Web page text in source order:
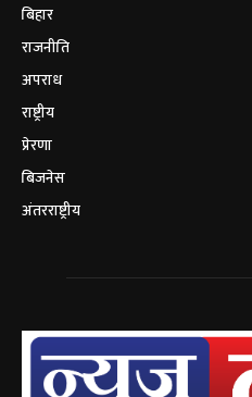
बिहार
राजनीति
अपराध
राष्ट्रीय
प्रेरणा
बिजनेस
अंतरराष्ट्रीय